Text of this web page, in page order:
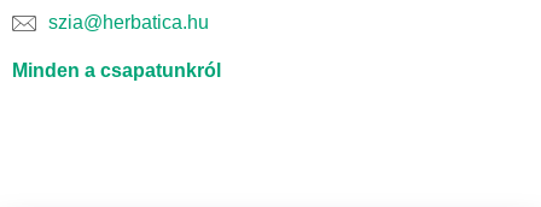
szia@herbatica.hu
Minden a csapatunkról